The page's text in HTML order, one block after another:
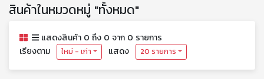
สินค้าในหมวดหมู่ "ทั้งหมด"
แสดงสินค้า 0 ถึง 0 จาก 0 รายการ
เรียงตาม
ใหม่ - เก่า แสดง 20 รายการ